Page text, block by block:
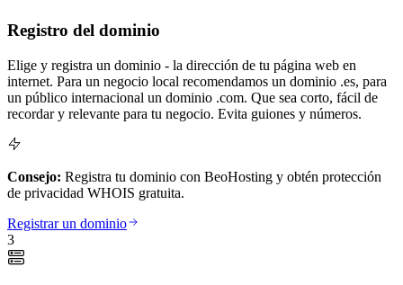
Registro del dominio
Elige y registra un dominio - la dirección de tu página web en
internet. Para un negocio local recomendamos un dominio .es, para
un público internacional un dominio .com. Que sea corto, fácil de
recordar y relevante para tu negocio. Evita guiones y números.
Consejo: Registra tu dominio con BeoHosting y obtén protección
de privacidad WHOIS gratuita.
Registrar un dominio
3